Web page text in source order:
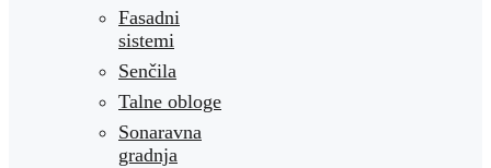
Fasadni
sistemi
Senčila
Talne obloge
Sonaravna
gradnja